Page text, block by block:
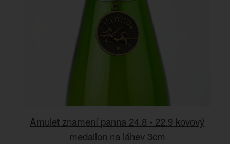
Amulet znamení panna 24.8 - 22.9 kovový
medailon na láhev 3cm